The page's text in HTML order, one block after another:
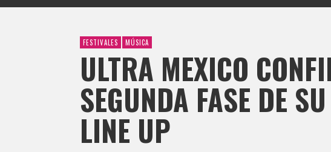
FESTIVALES MÚSICA
ULTRA MEXICO
SEGUNDA FASE DE
LINE UP